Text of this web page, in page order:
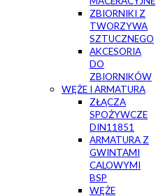
ZBIORNIKI Z
TWORZYWA
SZTUCZNEGO
AKCESORIA
DO
ZBIORNIKÓW
WĘŻE I ARMATURA
ZŁĄCZA
SPOŻYWCZE
DIN11851
ARMATURA Z
GWINTAMI
CALOWYMI
BSP
WĘŻE